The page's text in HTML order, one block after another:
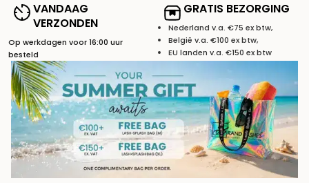
VANDAAG
VERZONDEN
Op werkdagen voor 16:00 uur
besteld
GRATIS BEZORGING
Nederland v.a. €75 ex btw,
België v.a. €100 ex btw,
EU landen v.a. €150 ex btw